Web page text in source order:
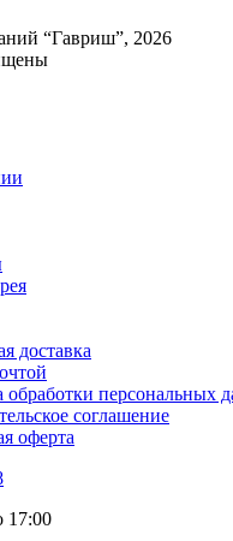
для чая
пряный
овощная
пряный
салатный (Витлуф)
“Гавриш”, 2026
доставка
обработки персональных
соглашение
оферта
17:00